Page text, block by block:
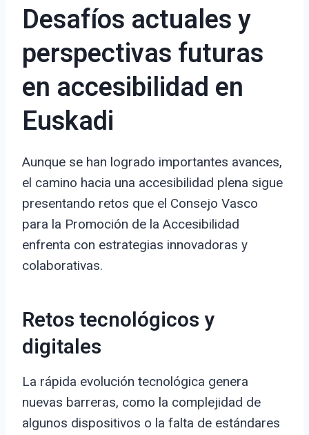
Desafíos actuales y
perspectivas futuras
en accesibilidad en
Euskadi
Aunque se han logrado importantes avances,
el camino hacia una accesibilidad plena sigue
presentando retos que el Consejo Vasco
para la Promoción de la Accesibilidad
enfrenta con estrategias innovadoras y
colaborativas.
Retos tecnológicos y
digitales
La rápida evolución tecnológica genera
nuevas barreras, como la complejidad de
algunos dispositivos o la falta de estándares